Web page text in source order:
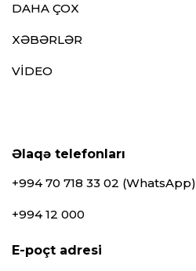
DAHA ÇOX
XƏBƏRLƏR
VİDEO
Əlaqə telefonları
+994 70 718 33 02 (WhatsApp)
+994 12 000
E-poçt adresi